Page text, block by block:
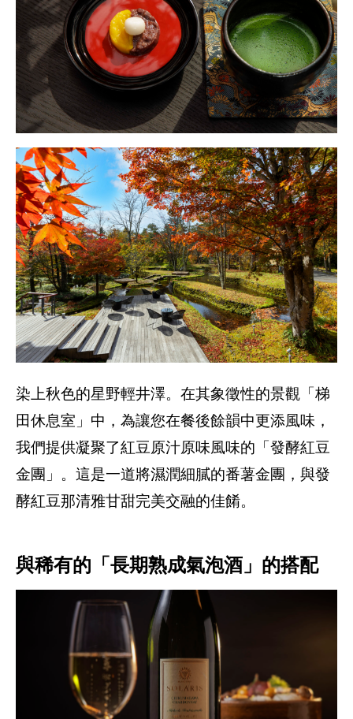
染上秋色的星野輕井澤。在其象徵性的景觀「梯
田休息室」中，為讓您在餐後餘韻中更添風味，
我們提供凝聚了紅豆原汁原味風味的「發酵紅豆
金團」。這是一道將濕潤細膩的番薯金團，與發
酵紅豆那清雅甘甜完美交融的佳餚。
與稀有的「長期熟成氣泡酒」的搭配